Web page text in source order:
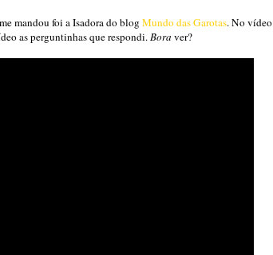
mandou foi a Isadora do blog Mundo das Garotas. No vídeo
as perguntinhas que respondi.Bora ver?